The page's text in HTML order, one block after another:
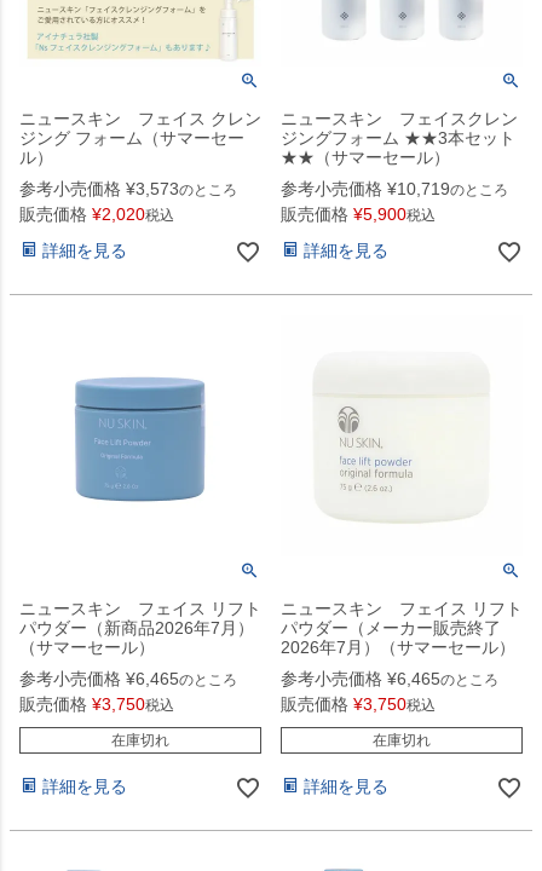
ニュースキン フェイス クレン
ジング フォーム（サマーセー
ル）
参考小売価格 ¥3,573のところ
販売価格 ¥2,020税込
詳細を見る
ニュースキン フェイスクレン
ジングフォーム ★★3本セット
★★（サマーセール）
参考小売価格 ¥10,719のところ
販売価格 ¥5,900税込
詳細を見る
ニュースキン フェイス リフト
パウダー（新商品2026年7月）
（サマーセール）
参考小売価格 ¥6,465のところ
販売価格 ¥3,750税込
在庫切れ
詳細を見る
ニュースキン フェイス リフト
パウダー（メーカー販売終了
2026年7月）（サマーセール）
参考小売価格 ¥6,465のところ
販売価格 ¥3,750税込
在庫切れ
詳細を見る